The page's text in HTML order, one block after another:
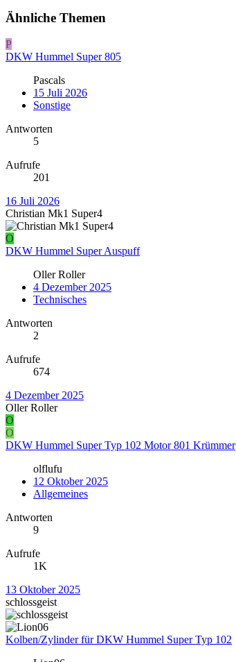
Ähnliche Themen
P
DKW Hummel Super 805
Pascals
15 Juli 2026
Sonstige
Antworten
5
Aufrufe
201
16 Juli 2026
Christian Mk1 Super4
O
DKW Hummel Super Auspuff
Oller Roller
4 Dezember 2025
Technisches
Antworten
2
Aufrufe
674
4 Dezember 2025
Oller Roller
O
O
DKW Hummel Super Typ 102 Motor 801 Krümmer
olflufu
12 Oktober 2025
Allgemeines
Antworten
9
Aufrufe
1K
13 Oktober 2025
schlossgeist
Kolben/Zylinder für DKW Hummel Super Typ 102